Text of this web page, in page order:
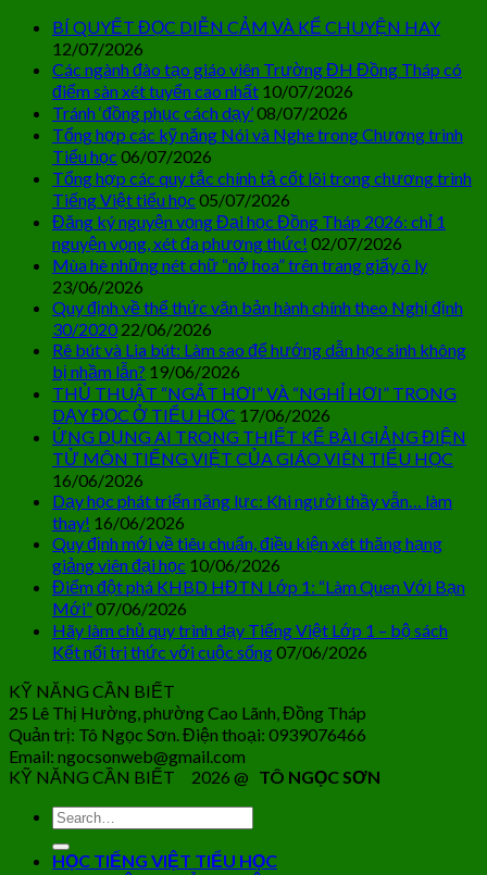
BÍ QUYẾT ĐỌC DIỄN CẢM VÀ KỂ CHUYỆN HAY
12/07/2026
Các ngành đào tạo giáo viên Trường ĐH Đồng Tháp có
điểm sàn xét tuyển cao nhất 10/07/2026
Tránh ‘đồng phục cách dạy’08/07/2026
Tổng hợp các kỹ năng Nói và Nghe trong Chương trình
Tiểu học 06/07/2026
Tổng hợp các quy tắc chính tả cốt lõi trong chương trình
Tiếng Việt tiểu học 05/07/2026
Đăng ký nguyện vọng Đại học Đồng Tháp 2026: chỉ 1
nguyện vọng, xét đa phương thức! 02/07/2026
Mùa hè những nét chữ “nở hoa” trên trang giấy ô ly
23/06/2026
Quy định về thể thức văn bản hành chính theo Nghị định
30/2020 22/06/2026
Rê bút và Lia bút: Làm sao để hướng dẫn học sinh không
bị nhầm lẫn? 19/06/2026
THỦ THUẬT “NGẮT HƠI” VÀ “NGHỈ HƠI” TRONG
DẠY ĐỌC Ở TIỂU HỌC 17/06/2026
ỨNG DỤNG AI TRONG THIẾT KẾ BÀI GIẢNG ĐIỆN
TỬ MÔN TIẾNG VIỆT CỦA GIÁO VIÊN TIỂU HỌC
16/06/2026
Dạy học phát triển năng lực: Khi người thầy vẫn… làm
thay! 16/06/2026
Quy định mới về tiêu chuẩn, điều kiện xét thăng hạng
giảng viên đại học 10/06/2026
Điểm đột phá KHBD HĐTN Lớp 1: “Làm Quen Với Bạn
Mới”07/06/2026
Hãy làm chủ quy trình dạy Tiếng Việt Lớp 1 – bộ sách
Kết nối tri thức với cuộc sống07/06/2026
KỸ NĂNG CẦN BIẾT
25 Lê Thị Hường, phường Cao Lãnh, Đồng Tháp
Quản trị: Tô Ngọc Sơn. Điện thoại: 0939076466
Email: ngocsonweb@gmail.com
KỸ NĂNG CẦN BIẾT 2026 @ TÔ NGỌC SƠN
HỌC TIẾNG VIỆT TIỂU HỌC